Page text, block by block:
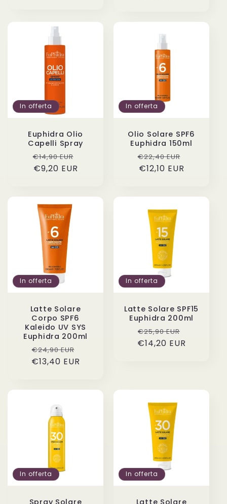
In offerta
Euphidra Olio
Capelli Spray
Prezzo
di
€14,90 EUR
€9,20 EUR
In offerta
Olio Solare SPF6
Euphidra 150ml
Prezzo
di
€22,40 EUR
€12,10 EUR
In offerta
Latte Solare
Corpo SPF6
Kaleido UV SYS
Euphidra 200ml
Prezzo
di
€24,90 EUR
€13,40 EUR
In offerta
Latte Solare SPF15
Euphidra 200ml
Prezzo
di
€25,90 EUR
€14,20 EUR
In offerta
Spray Solare
In offerta
Latte Solare